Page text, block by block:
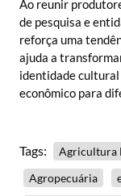
Ao reunir
de pesquisa e
reforça uma
ajuda a
identidade
econômico para
Tags: Agricultura
Agropecuária